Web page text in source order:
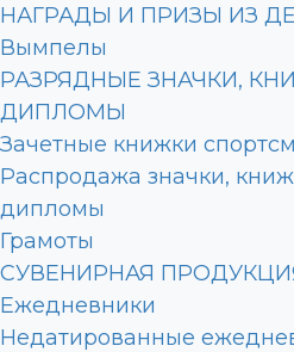
НАГРАДЫ И ПРИЗЫ ИЗ
Вымпелы
РАЗРЯДНЫЕ ЗНАЧКИ,
ДИПЛОМЫ
Зачетные книжки
Распродажа значки,
дипломы
Грамоты
СУВЕНИРНАЯ
Ежедневники
Недатированные